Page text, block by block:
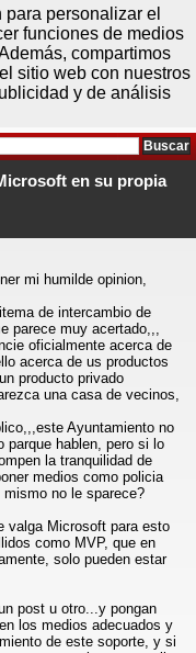
en su propia
mi humilde opinion,
de intercambio de
parece muy acertado,,,
oficialmente acerca de
acerca de us productos
producto privado
una casa de vecinos,
Ayuntamiento no
parque hablen, pero si lo
la tranquilidad de
medios como policia
mismo no le sparece?
valga Microsoft para esto
como MVP, que en
solo pueden estar
post u otro...y pongan
los medios adecuados y
de este soporte, y si
Conectar
personalizar el
funciones de medios
compartimos
sitio web con nuestros
y de análisis